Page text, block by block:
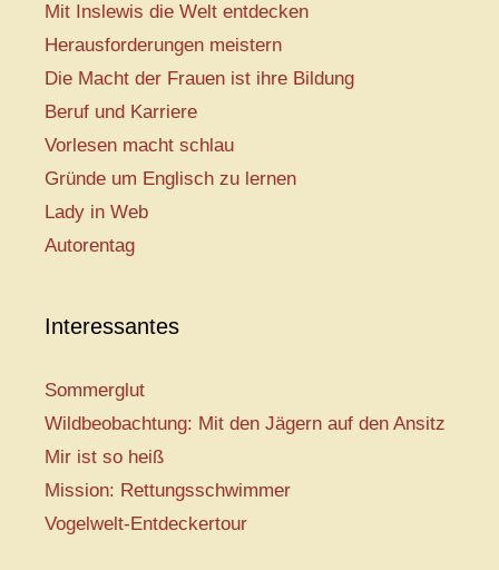
Mit Inslewis die Welt entdecken
Herausforderungen meistern
Die Macht der Frauen ist ihre Bildung
Beruf und Karriere
Vorlesen macht schlau
Gründe um Englisch zu lernen
Lady in Web
Autorentag
Interessantes
Sommerglut
Wildbeobachtung: Mit den Jägern auf den Ansitz
Mir ist so heiß
Mission: Rettungsschwimmer
Vogelwelt-Entdeckertour